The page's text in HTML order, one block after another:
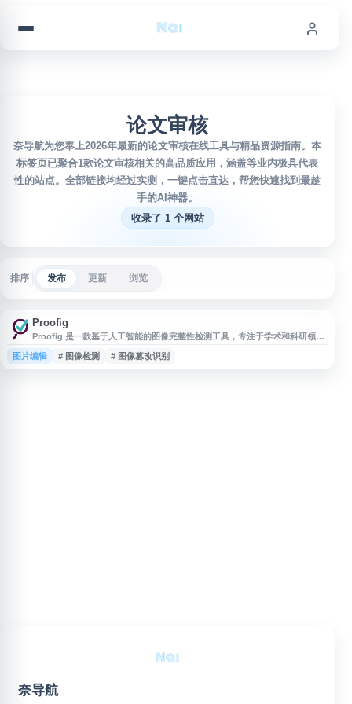
论文审核
奈导航为您奉上2026年最新的论文审核在线工具与精品资源指南。本
标签页已聚合1款论文审核相关的高品质应用，涵盖等业内极具代表
性的站点。全部链接均经过实测，一键点击直达，帮您快速找到最趁
手的AI神器。
收录了 1 个网站
排序 发布 更新 浏览
Proofig
Proofig 是一款基于人工智能的图像完整性检测工具，专注于学术和科研领域
的图像真实性验证。该平台采用高精度 AI 算法，能够自动识别科研论文、学
术出版物中的图像篡改、重复使用和潜在造假问题。Proofig 可作为先进的图
图片编辑 # 图像检测 # 图像篡改识别
奈导航